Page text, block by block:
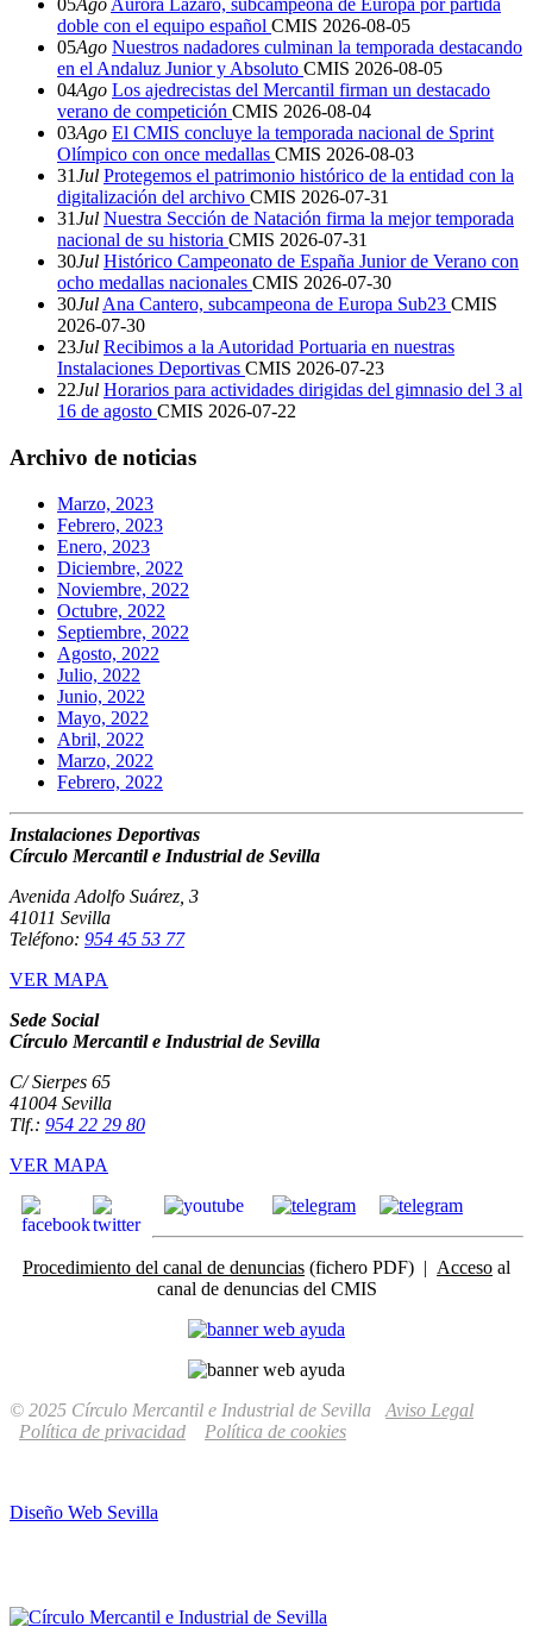
05Ago Aurora Lázaro, subcampeona de Europa por partida
doble con el equipo español CMIS 2026-08-05
05Ago Nuestros nadadores culminan la temporada destacando
en el Andaluz Junior y Absoluto CMIS 2026-08-05
04Ago Los ajedrecistas del Mercantil firman un destacado
verano de competición CMIS 2026-08-04
03Ago El CMIS concluye la temporada nacional de Sprint
Olímpico con once medallas CMIS 2026-08-03
31Jul Protegemos el patrimonio histórico de la entidad con la
digitalización del archivo CMIS 2026-07-31
31Jul Nuestra Sección de Natación firma la mejor temporada
nacional de su historia CMIS 2026-07-31
30Jul Histórico Campeonato de España Junior de Verano con
ocho medallas nacionales CMIS 2026-07-30
30Jul Ana Cantero, subcampeona de Europa Sub23 CMIS
2026-07-30
23Jul Recibimos a la Autoridad Portuaria en nuestras
Instalaciones Deportivas CMIS 2026-07-23
22Jul Horarios para actividades dirigidas del gimnasio del 3 al
16 de agosto CMIS 2026-07-22
Archivo de noticias
Marzo, 2023
Febrero, 2023
Enero, 2023
Diciembre, 2022
Noviembre, 2022
Octubre, 2022
Septiembre, 2022
Agosto, 2022
Julio, 2022
Junio, 2022
Mayo, 2022
Abril, 2022
Marzo, 2022
Febrero, 2022
Instalaciones Deportivas
Círculo Mercantil e Industrial de Sevilla
Avenida Adolfo Suárez, 3
41011 Sevilla
Teléfono: 954 45 53 77
VER MAPA
Sede Social
Círculo Mercantil e Industrial de Sevilla
C/ Sierpes 65
41004 Sevilla
Tlf.: 954 22 29 80
VER MAPA
Procedimiento del canal de denuncias (fichero PDF) | Acceso al
canal de denuncias del CMIS
© 2025 Círculo Mercantil e Industrial de Sevilla Aviso Legal
Política de privacidad
Política de cookies
Diseño Web Sevilla